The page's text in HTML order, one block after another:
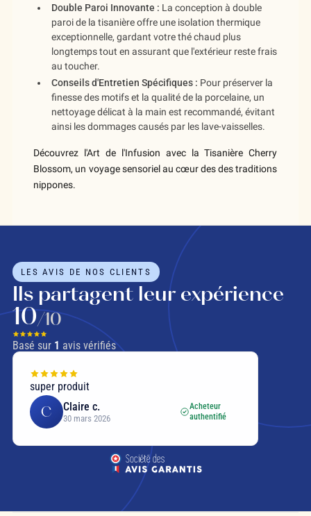
Double Paroi Innovante : La conception à double
paroi de la tisanière offre une isolation thermique
exceptionnelle, gardant votre thé chaud plus
longtemps tout en assurant que l'extérieur reste frais
au toucher.
Conseils d'Entretien Spécifiques : Pour préserver la
finesse des motifs et la qualité de la porcelaine, un
nettoyage délicat à la main est recommandé, évitant
ainsi les dommages causés par les lave-vaisselles.
Découvrez l'Art de l'Infusion avec la Tisanière Cherry
Blossom, un voyage sensoriel au cœur des des traditions
nippones.
LES AVIS DE NOS CLIENTS
Ils partagent leur expérience
10/10
Basé sur 1 avis vérifiés
super produit
C Claire c.
30 mars 2026
Acheteur
authentifié